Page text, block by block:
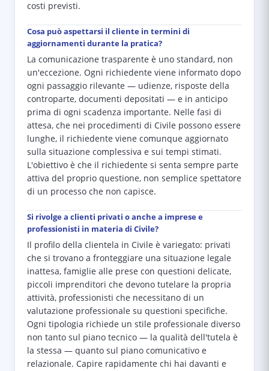
costi previsti.
Cosa può aspettarsi il cliente in termini di
aggiornamenti durante la pratica?
La comunicazione trasparente è uno standard, non
un'eccezione. Ogni richiedente viene informato dopo
ogni passaggio rilevante — udienze, risposte della
controparte, documenti depositati — e in anticipo
prima di ogni scadenza importante. Nelle fasi di
attesa, che nei procedimenti di Civile possono essere
lunghe, il richiedente viene comunque aggiornato
sulla situazione complessiva e sui tempi stimati.
L'obiettivo è che il richiedente si senta sempre parte
attiva del proprio questione, non semplice spettatore
di un processo che non capisce.
Si rivolge a clienti privati o anche a imprese e
professionisti in materia di Civile?
Il profilo della clientela in Civile è variegato: privati
che si trovano a fronteggiare una situazione legale
inattesa, famiglie alle prese con questioni delicate,
piccoli imprenditori che devono tutelare la propria
attività, professionisti che necessitano di un
valutazione professionale su questioni specifiche.
Ogni tipologia richiede un stile professionale diverso
non tanto sul piano tecnico — la qualità dell'tutela è
la stessa — quanto sul piano comunicativo e
relazionale. Capire rapidamente chi hai davanti e